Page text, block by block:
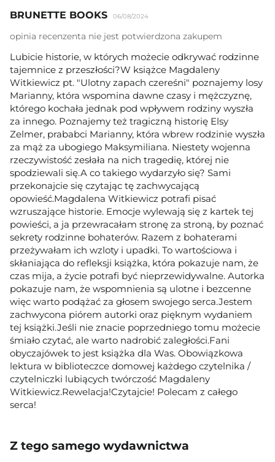
BRUNETTE BOOKS 06/08/2024
opinia recenzenta nie jest potwierdzona zakupem
Lubicie historie, w których możecie odkrywać rodzinne
tajemnice z przeszłości?W książce Magdaleny
Witkiewicz pt. "Ulotny zapach czereśni" poznajemy losy
Marianny, która wspomina dawne czasy i mężczyznę,
którego kochała jednak pod wpływem rodziny wyszła
za innego. Poznajemy też tragiczną historię Elsy
Zelmer, prababci Marianny, która wbrew rodzinie wyszła
za mąż za ubogiego Maksymiliana. Niestety wojenna
rzeczywistość zesłała na nich tragedię, której nie
spodziewali się.A co takiego wydarzyło się? Sami
przekonajcie się czytając tę zachwycającą
opowieść.Magdalena Witkiewicz potrafi pisać
wzruszające historie. Emocje wylewają się z kartek tej
powieści, a ja przewracałam stronę za stroną, by poznać
sekrety rodzinne bohaterów. Razem z bohaterami
przeżywałam ich wzloty i upadki. To wartościowa i
skłaniająca do refleksji książka, która pokazuje nam, że
czas mija, a życie potrafi być nieprzewidywalne. Autorka
pokazuje nam, że wspomnienia są ulotne i bezcenne
więc warto podążać za głosem swojego serca.Jestem
zachwycona piórem autorki oraz pięknym wydaniem
tej książki.Jeśli nie znacie poprzedniego tomu możecie
śmiało czytać, ale warto nadrobić zaległości.Fani
obyczajówek to jest książka dla Was. Obowiązkowa
lektura w biblioteczce domowej każdego czytelnika /
czytelniczki lubiących twórczość Magdaleny
Witkiewicz.Rewelacja!Czytajcie! Polecam z całego
serca!
Z tego samego wydawnictwa